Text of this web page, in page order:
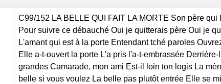
C99/152 LA BELLE QUI FAIT LA MORTE Son père
Pour suivre ce débauché Oui je quitterais père Oui je
L'amant qui est à la porte Entendant tché paroles
Elle a-t-ouvert la porte L'a pris l'a-t-embrassée
grandes Camarade, mon ami Est-il loin ton logis La
belle si vous voulez La belle pas plutôt entrée Elle se